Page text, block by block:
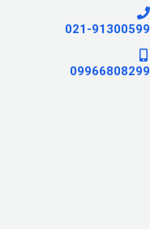
021-91300599
09966808299